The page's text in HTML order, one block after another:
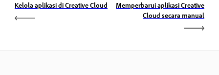
Kelola aplikasi di Creative Cloud
Memperbarui aplikasi Creative
Cloud secara manual